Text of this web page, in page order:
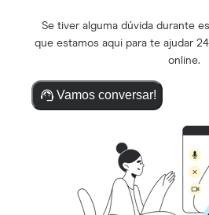
Se tiver alguma dúvida durante
que estamos aqui para te ajudar
online.
Vamos conversar!